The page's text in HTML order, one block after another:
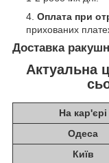
Оплата при
прихованих
Доставка
Актуальна
На кар'єрі
Одеса
Київ